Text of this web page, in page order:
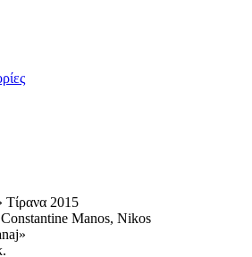
Τίρανα 2015
Manos, Nikos